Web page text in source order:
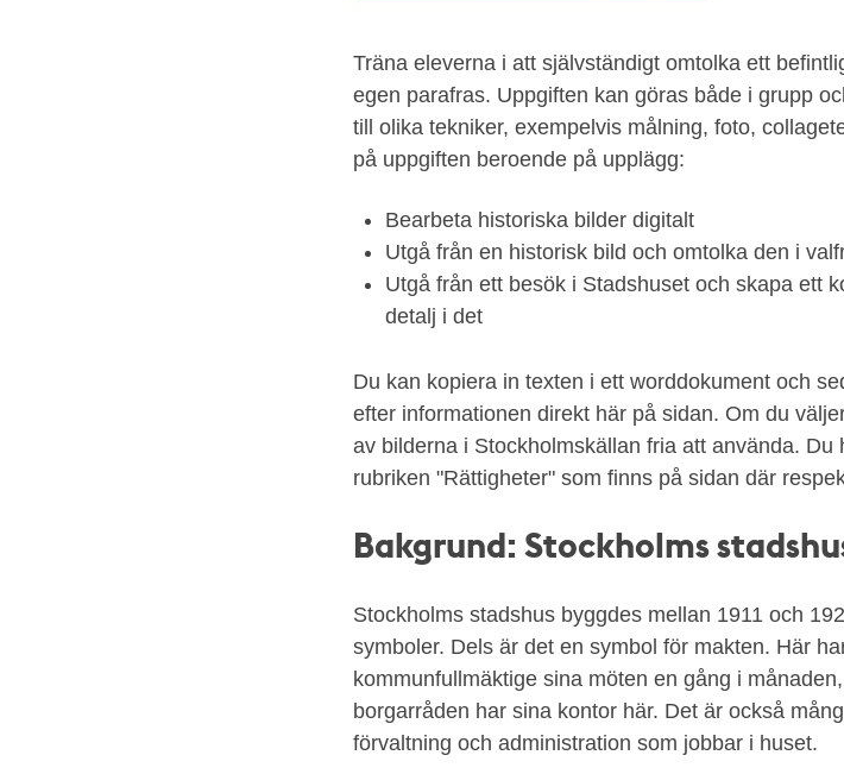
Träna eleverna i att självständigt omtolka ett
egen parafras. Uppgiften kan göras både i grupp
till olika tekniker, exempelvis målning, foto,
på uppgiften beroende på upplägg:
Bearbeta historiska bilder digitalt
Utgå från en historisk bild och omtolka den i
Utgå från ett besök i Stadshuset och skapa ett
detalj i det
Du kan kopiera in texten i ett worddokument och
efter informationen direkt här på sidan. Om du
av bilderna i Stockholmskällan fria att använda.
rubriken "Rättigheter" som finns på sidan där
Bakgrund: Stockholms
Stockholms stadshus byggdes mellan 1911 och
symboler. Dels är det en symbol för makten. Här
kommunfullmäktige sina möten en gång i
borgarråden har sina kontor här. Det är också
förvaltning och administration som jobbar i huset.